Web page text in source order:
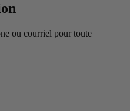
ou courriel pour toute